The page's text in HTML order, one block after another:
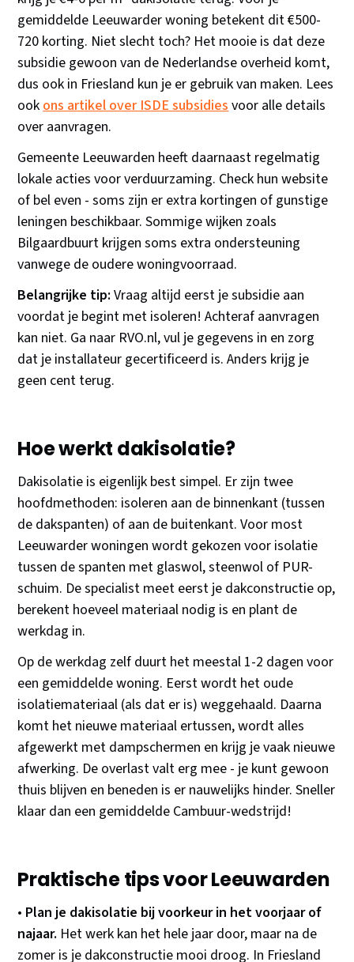
gemiddelde Leeuwarder woning betekent dit €500-
720 korting. Niet slecht toch? Het mooie is dat deze
subsidie gewoon van de Nederlandse overheid komt,
dus ook in Friesland kun je er gebruik van maken. Lees
ookons artikel over ISDE subsidiesvoor alle details
over aanvragen.
Gemeente Leeuwarden heeft daarnaast regelmatig
lokale acties voor verduurzaming. Check hun website
of bel even - soms zijn er extra kortingen of gunstige
leningen beschikbaar. Sommige wijken zoals
Bilgaardbuurt krijgen soms extra ondersteuning
vanwege de oudere woningvoorraad.
Belangrijke tip: Vraag altijd eerst je subsidie aan
voordat je begint met isoleren! Achteraf aanvragen
kan niet. Ga naar RVO.nl, vul je gegevens in en zorg
dat je installateur gecertificeerd is. Anders krijg je
geen cent terug.
Hoe werkt dakisolatie?
Dakisolatie is eigenlijk best simpel. Er zijn twee
hoofdmethoden: isoleren aan de binnenkant (tussen
de dakspanten) of aan de buitenkant. Voor most
Leeuwarder woningen wordt gekozen voor isolatie
tussen de spanten met glaswol, steenwol of PUR-
schuim. De specialist meet eerst je dakconstructie op,
berekent hoeveel materiaal nodig is en plant de
werkdag in.
Op de werkdag zelf duurt het meestal 1-2 dagen voor
een gemiddelde woning. Eerst wordt het oude
isolatiemateriaal (als dat er is) weggehaald. Daarna
komt het nieuwe materiaal ertussen, wordt alles
afgewerkt met dampschermen en krijg je vaak nieuwe
afwerking. De overlast valt erg mee - je kunt gewoon
thuis blijven en beneden is er nauwelijks hinder. Sneller
klaar dan een gemiddelde Cambuur-wedstrijd!
Praktische tips voor Leeuwarden
• Plan je dakisolatie bij voorkeur in het voorjaar of
najaar. Het werk kan het hele jaar door, maar na de
zomer is je dakconstructie mooi droog. In Friesland